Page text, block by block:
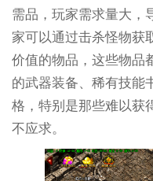
需品，玩家需求量大，
家可以通过击杀怪物获
价值的物品，这些物品
的武器装备、稀有技能
格，特别是那些难以获
不应求。